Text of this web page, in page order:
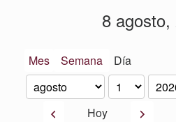
8 agosto,
Mes Semana Día
Mes
Día
Año
AnteriorHoy Siguiente